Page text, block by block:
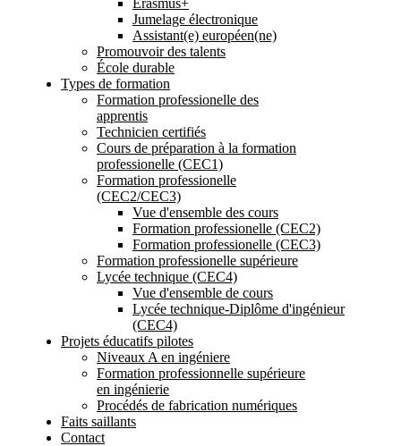
Erasmus+
Jumelage électronique
Assistant(e) européen(ne)
Promouvoir des talents
École durable
Types de formation
Formation professionelle des
apprentis
Technicien certifiés
Cours de préparation à la formation
professionelle (CEC1)
Formation professionelle
(CEC2/CEC3)
Vue d'ensemble des cours
Formation professionelle (CEC2)
Formation professionelle (CEC3)
Formation professionelle supérieure
Lycée technique (CEC4)
Vue d'ensemble de cours
Lycée technique-Diplôme d'ingénieur
(CEC4)
Projets éducatifs pilotes
Niveaux A en ingéniere
Formation professionnelle supérieure
en ingénierie
Procédés de fabrication numériques
Faits saillants
Contact